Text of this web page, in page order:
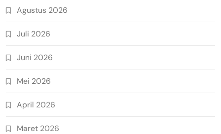
Agustus 2026
Juli 2026
Juni 2026
Mei 2026
April 2026
Maret 2026